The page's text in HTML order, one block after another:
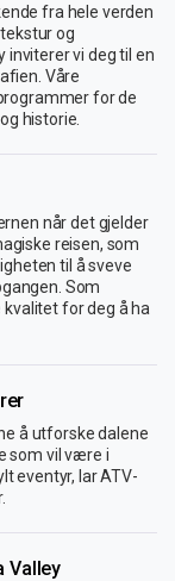
fra hele verden
og
vi deg til en
Våre
for de
historie.
når det gjelder
reisen, som
til å sveve
Som
for deg å ha
å utforske dalene
som vil være i
eventyr, lar ATV-
Valley